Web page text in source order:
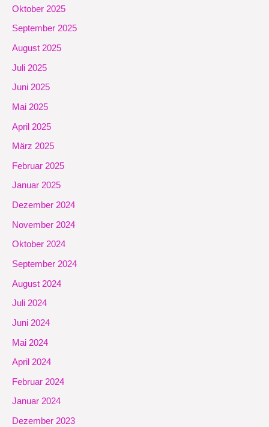
Oktober 2025
September 2025
August 2025
Juli 2025
Juni 2025
Mai 2025
April 2025
März 2025
Februar 2025
Januar 2025
Dezember 2024
November 2024
Oktober 2024
September 2024
August 2024
Juli 2024
Juni 2024
Mai 2024
April 2024
Februar 2024
Januar 2024
Dezember 2023